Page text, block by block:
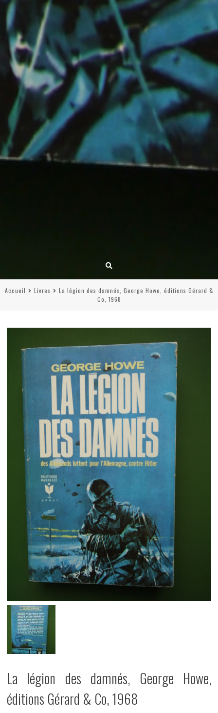
Accueil Livres
La légion des damnés, George Howe, éditions Gérard &
Co, 1968
La légion des damnés, George Howe,
éditions Gérard & Co, 1968